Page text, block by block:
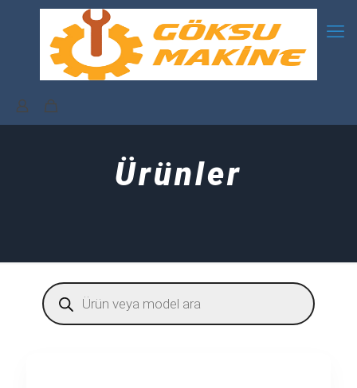
Ürünler
Products
search